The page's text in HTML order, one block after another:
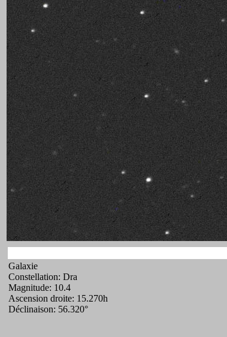
Galaxie
Constellation: Dra
Magnitude: 10.4
Ascension droite: 15.270h
Déclinaison: 56.320°